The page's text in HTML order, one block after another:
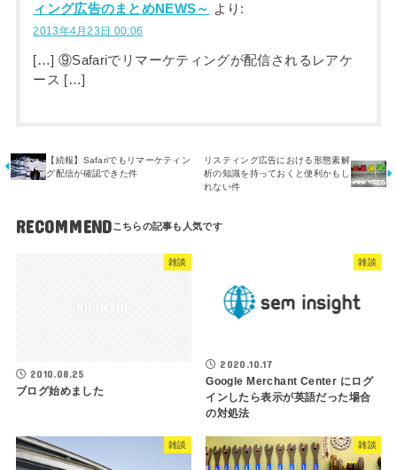
ィング広告のまとめNEWS～ より:
2013年4月23日 00:06
[…] ⑨Safariでリマーケティングが配信されるレアケ
ース […]
【続報】Safariでもリマーケティン
グ配信が確認できた件
リスティング広告における形態素解
析の知識を持っておくと便利かもし
れない件
RECOMMEND
雑談
2010.08.25
ブログ始めました
雑談
2020.10.17
Google Merchant Center にログ
インしたら表示が英語だった場合
の対処法
雑談 雑談